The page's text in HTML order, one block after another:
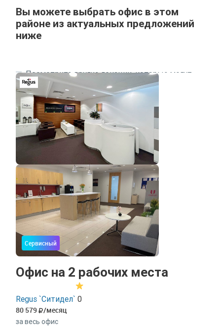
Вы можете выбрать офис в этом
районе из актуальных предложений
ниже
Посмотрите другие локации, которые могут
подходить под ваш запрос
Сервисный
Офис на 2 рабочих места
Regus `Ситидел` 0
80 579 /месяц
за весь офис